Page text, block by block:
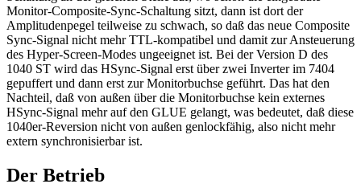
Monitor-Composite-Sync-Schaltung sitzt, dann ist dort der
Amplitudenpegel teilweise zu schwach, so daß das neue Composite
Sync-Signal nicht mehr TTL-kompatibel und damit zur Ansteuerung
des Hyper-Screen-Modes ungeeignet ist. Bei der Version D des
1040 ST wird das HSync-Signal erst über zwei Inverter im 7404
gepuffert und dann erst zur Monitorbuchse geführt. Das hat den
Nachteil, daß von außen über die Monitorbuchse kein externes
HSync-Signal mehr auf den GLUE gelangt, was bedeutet, daß diese
1040er-Reversion nicht von außen genlockfähig, also nicht mehr
extern synchronisierbar ist.
Der Betrieb